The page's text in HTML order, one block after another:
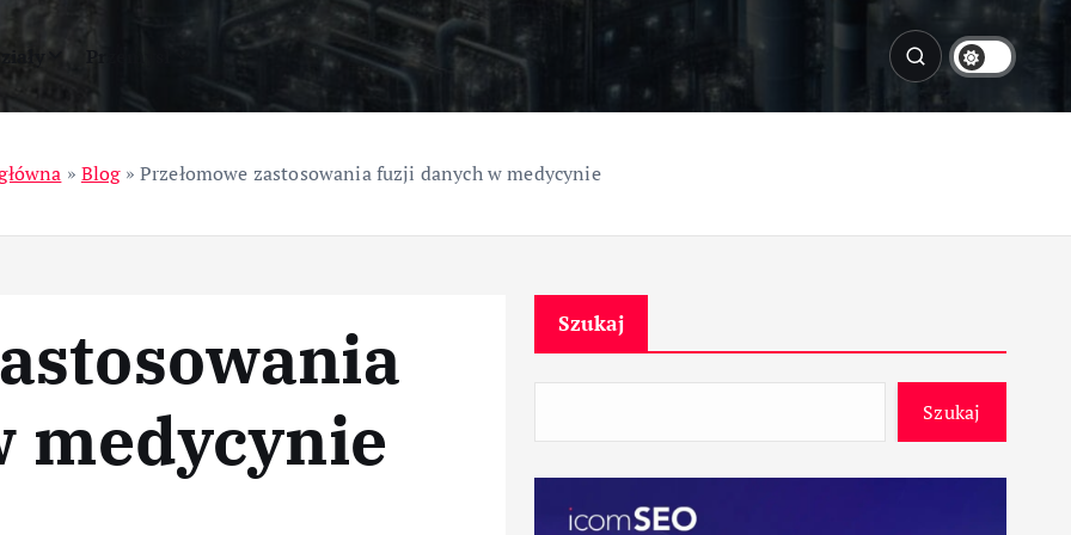
Przemysł
» Blog» Przełomowe zastosowania fuzji danych w medycynie
medycynie
Szukaj
Szukaj